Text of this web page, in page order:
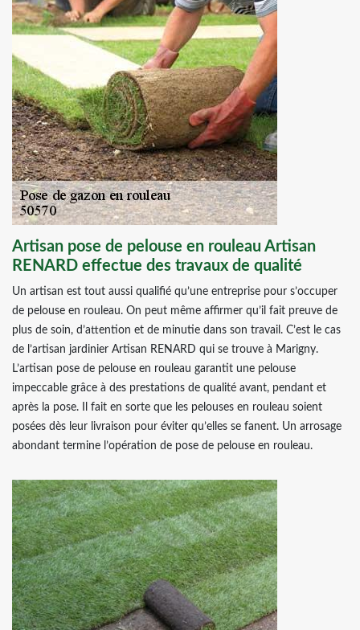
Artisan pose de pelouse en rouleau Artisan
RENARD effectue des travaux de qualité
Un artisan est tout aussi qualifié qu’une entreprise pour s’occuper
de pelouse en rouleau. On peut même affirmer qu’il fait preuve de
plus de soin, d’attention et de minutie dans son travail. C’est le cas
de l’artisan jardinier Artisan RENARD qui se trouve à Marigny.
L’artisan pose de pelouse en rouleau garantit une pelouse
impeccable grâce à des prestations de qualité avant, pendant et
après la pose. Il fait en sorte que les pelouses en rouleau soient
posées dès leur livraison pour éviter qu’elles se fanent. Un arrosage
abondant termine l’opération de pose de pelouse en rouleau.